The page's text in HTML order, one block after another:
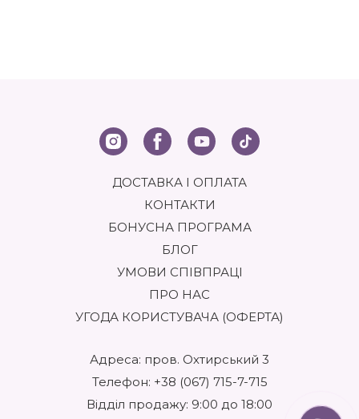
ДОСТАВКА І ОПЛАТА
КОНТАКТИ
БОНУСНА ПРОГРАМА
БЛОГ
УМОВИ СПІВПРАЦІ
ПРО НАС
УГОДА КОРИСТУВАЧА (ОФЕРТА)
Адреса: пров. Охтирський 3
Телефон: +38 (067) 715-7-715
Відділ продажу: 9:00 до 18:00